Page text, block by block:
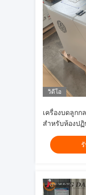
วิดีโอ
เครื่องบดลูกก
สําหรับห้องปฏิ
ผงและการวิ